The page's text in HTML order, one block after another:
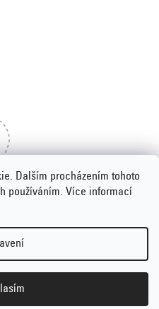
Dalším procházením tohoto
používáním. Více informací
cookies